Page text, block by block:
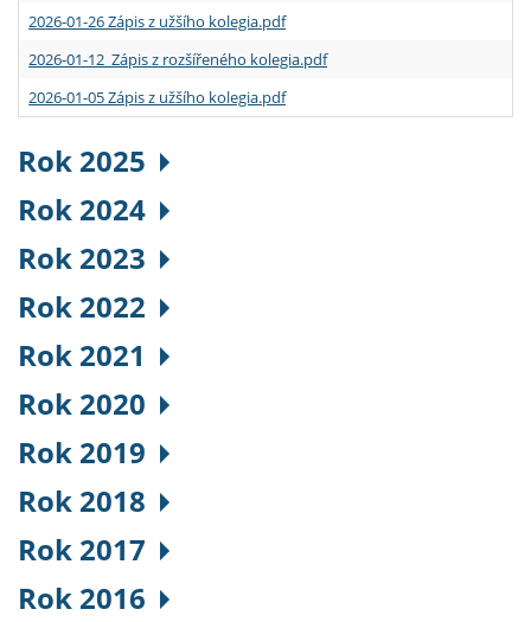
2026-01-26 Zápis z užšího kolegia.pdf
2026-01-12 Zápis z rozšířeného kolegia.pdf
2026-01-05 Zápis z užšího kolegia.pdf
Rok 2025
Rok 2024
Rok 2023
Rok 2022
Rok 2021
Rok 2020
Rok 2019
Rok 2018
Rok 2017
Rok 2016